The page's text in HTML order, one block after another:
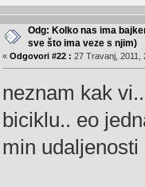
Odg: Kolko nas ima
sve što ima veze s njim)
« Odgovori #22 : 27 Travanj, 2011,
neznam kak
biciklu.. eo
min